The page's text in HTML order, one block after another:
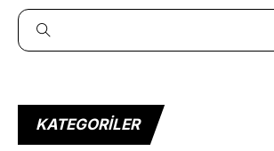
KATEGORILER More Pages